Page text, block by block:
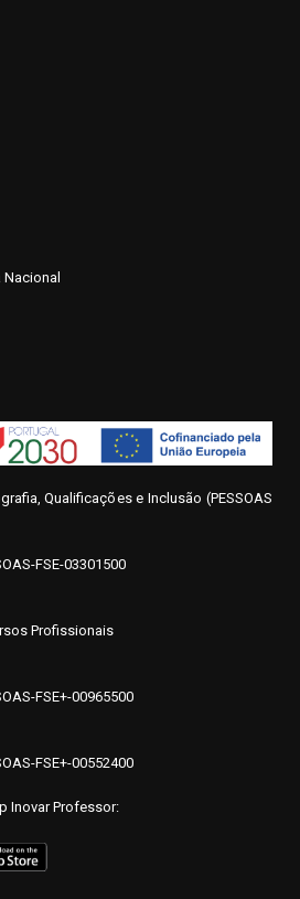
Qualificações e Inclusão (PESSOAS
FSE-03301500
Profissionais
FSE+-00965500
FSE+-00552400
Inovar Professor: